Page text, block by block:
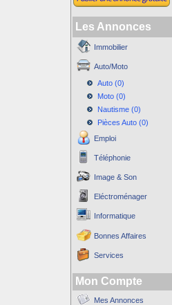
Les Annonces
Immobilier
Auto/Moto
Auto (0)
Moto (0)
Nautisme (0)
Pièces Auto (0)
Emploi
Téléphonie
Image & Son
Eléctroménager
Informatique
Bonnes Affaires
Services
Mon Compte
Mes Annonces